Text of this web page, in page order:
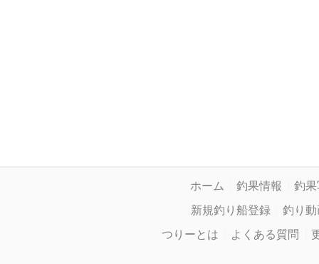
ホーム 釣果情報
釣
新規釣り船登録
釣り動
つりーとは
よくある質問